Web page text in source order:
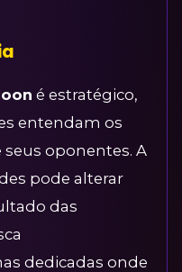
é estratégico,
entendam os
oponentes. A
pode alterar
das
dedicadas onde